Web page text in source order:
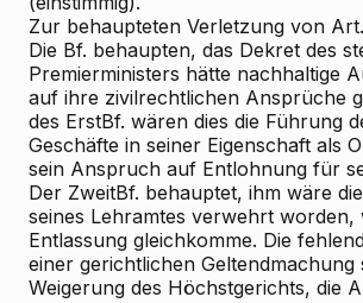
Zur behaupteten Verletzung von
Die Bf. behaupten, das Dekret des
Premierministers hätte nachhaltige
auf ihre zivilrechtlichen Ansprüche
des ErstBf. wären dies die Führung
Geschäfte in seiner Eigenschaft als
sein Anspruch auf Entlohnung für
Der ZweitBf. behauptet, ihm wäre
seines Lehramtes verwehrt worden,
Entlassung gleichkomme. Die
einer gerichtlichen Geltendmachung
Weigerung des Höchstgerichts, die